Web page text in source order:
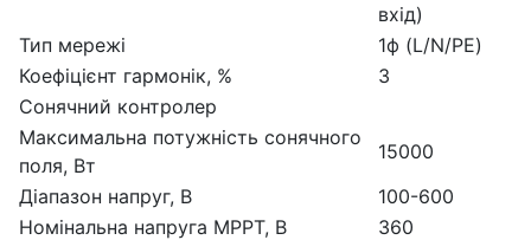
вхід)
Тип мережі
1ф (L/N/PE)
Коефіцієнт гармонік, %
3
Сонячний контролер
Максимальна потужність сонячного
поля, Вт
15000
Діапазон напруг, В
100-600
Номінальна напруга МРРТ, В
360